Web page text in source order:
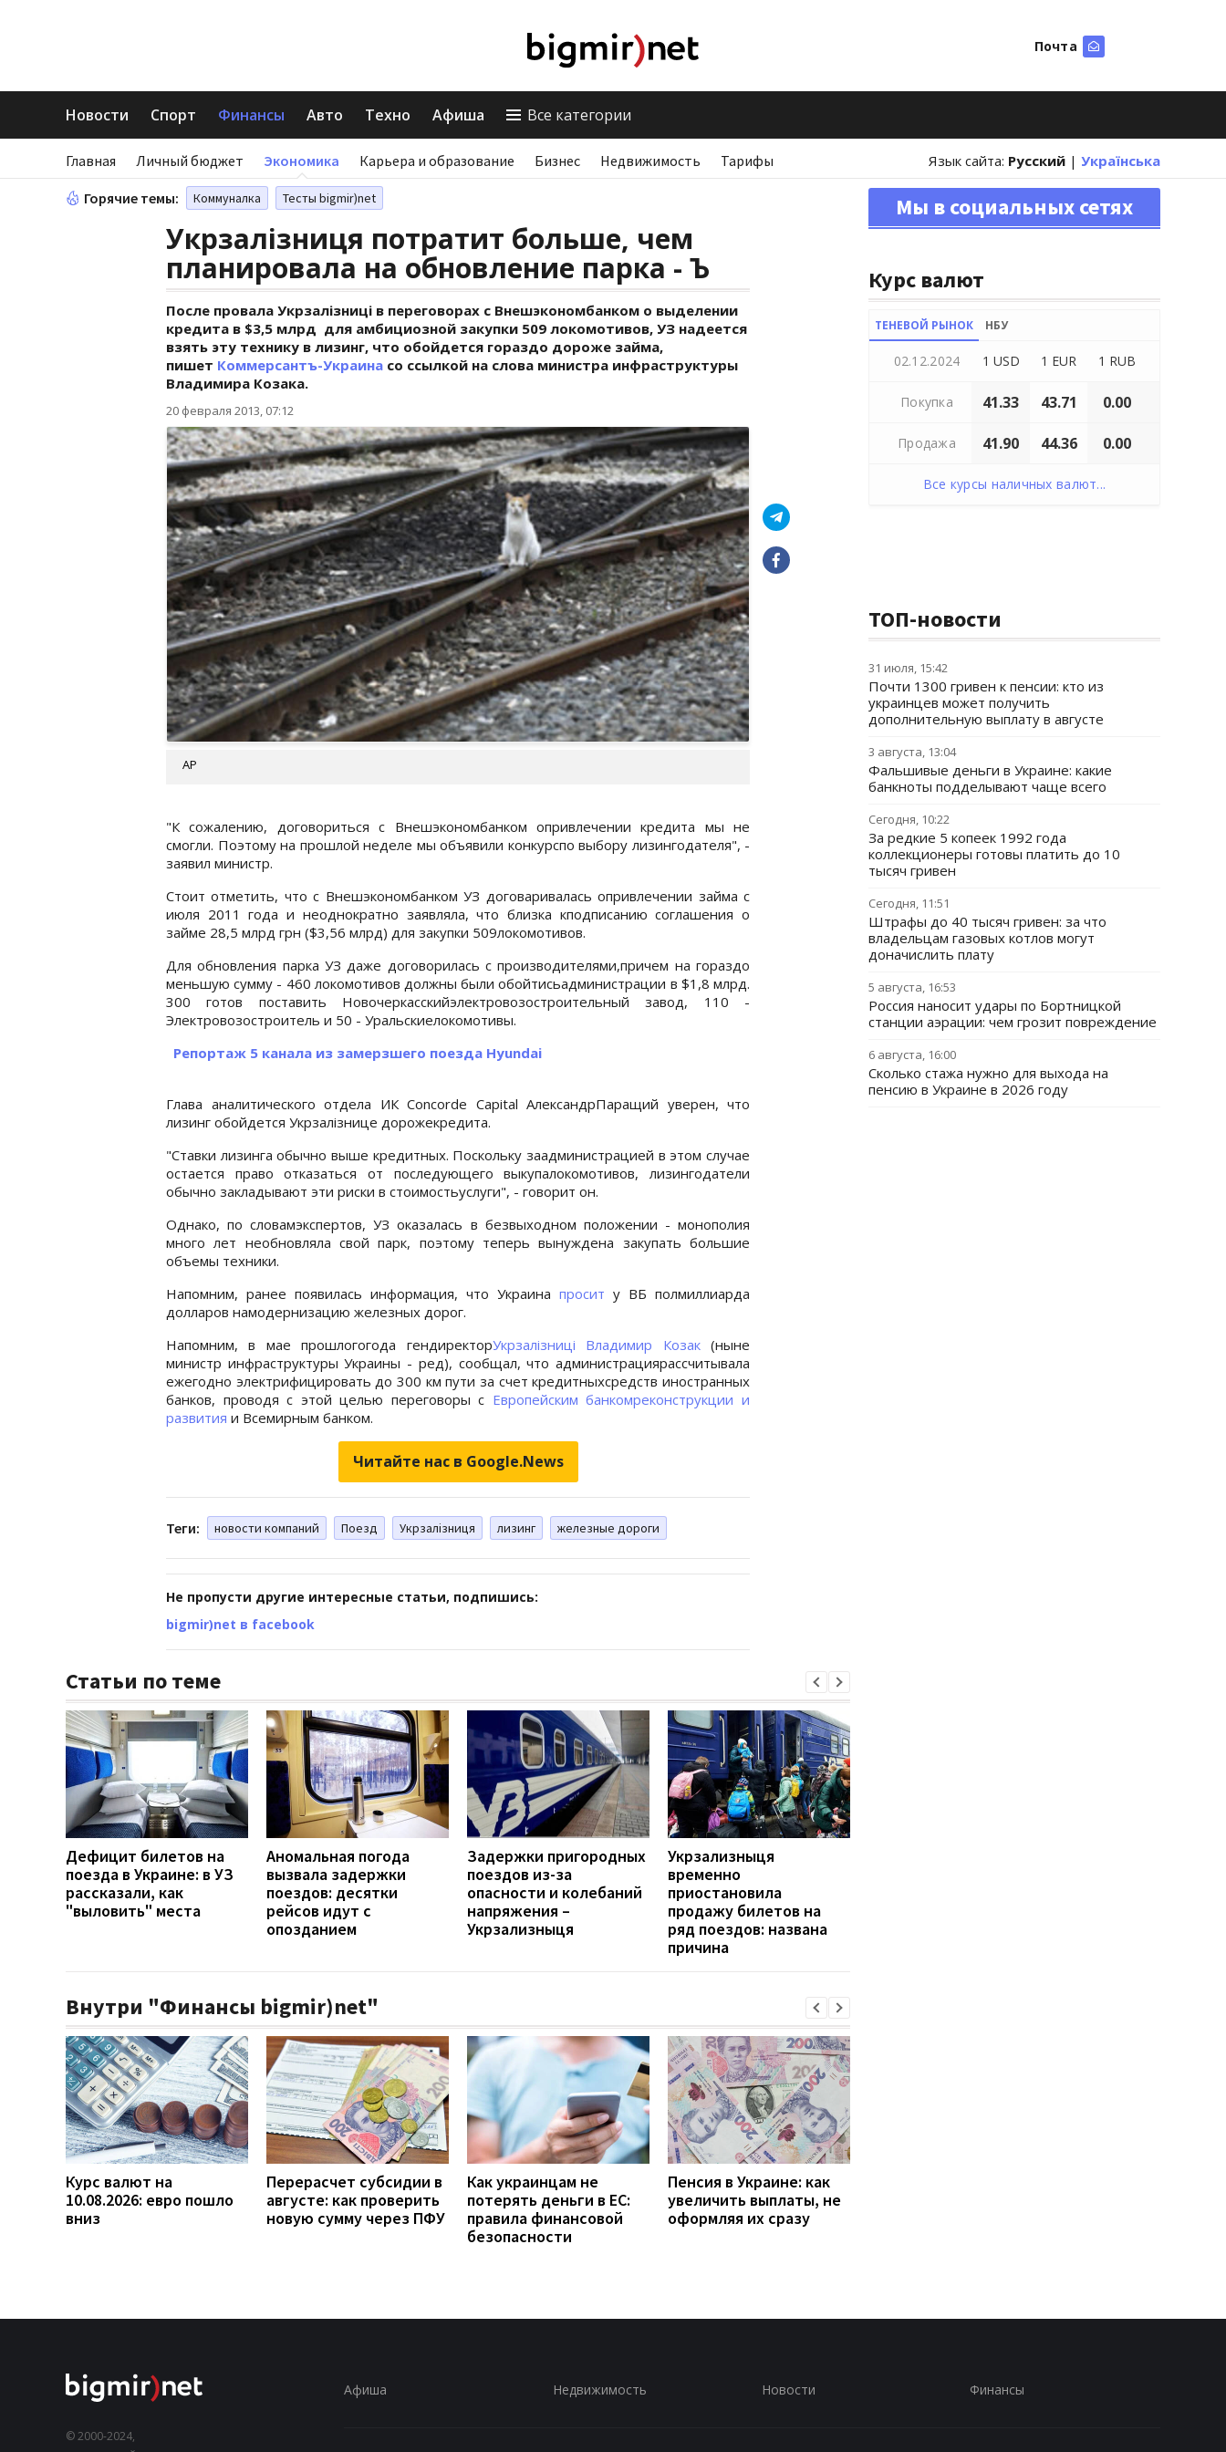
Почта
Новости Спорт Финансы Авто Техно Афиша Все категории
Главная Личный бюджет Экономика Карьера и образование Бизнес Недвижимость Тарифы Язык сайта: Русский | Українська
Горячие темы: Коммуналка Тесты bigmir)net
Укрзалізниця потратит больше, чем
планировала на обновление парка - Ъ
После провала Укрзалізниці в переговорах с Внешэкономбанком о выделении
кредита в $3,5 млрд для амбициозной закупки 509 локомотивов, УЗ надеется
взять эту технику в лизинг, что обойдется гораздо дороже займа,
пишет Коммерсантъ-Украина со ссылкой на слова министра инфраструктуры
Владимира Козака.
20 февраля 2013, 07:12
АР
"К сожалению, договориться с Внешэкономбанком опривлечении кредита мы не
смогли. Поэтому на прошлой неделе мы объявили конкурспо выбору лизингодателя", -
заявил министр.
Стоит отметить, что с Внешэкономбанком УЗ договаривалась опривлечении займа с
июля 2011 года и неоднократно заявляла, что близка кподписанию соглашения о
займе 28,5 млрд грн ($3,56 млрд) для закупки 509локомотивов.
Для обновления парка УЗ даже договорилась с производителями,причем на гораздо
меньшую сумму - 460 локомотивов должны были обойтисьадминистрации в $1,8 млрд.
300 готов поставить Новочеркасскийэлектровозостроительный завод, 110 -
Электровозостроитель и 50 - Уральскиелокомотивы.
Репортаж 5 канала из замерзшего поезда Hyundai
Глава аналитического отдела ИК Concorde Capital АлександрПаращий уверен, что
лизинг обойдется Укрзалізнице дорожекредита.
"Ставки лизинга обычно выше кредитных. Поскольку заадминистрацией в этом случае
остается право отказаться от последующего выкупалокомотивов, лизингодатели
обычно закладывают эти риски в стоимостьуслуги", - говорит он.
Однако, по словамэкспертов, УЗ оказалась в безвыходном положении - монополия
много лет необновляла свой парк, поэтому теперь вынуждена закупать большие
объемы техники.
Напомним, ранее появилась информация, что Украина просит у ВБ полмиллиарда
долларов намодернизацию железных дорог.
Напомним, в мае прошлогогода гендиректорУкрзалізниці Владимир Козак(ныне
министр инфраструктуры Украины - ред), сообщал, что администрациярассчитывала
ежегодно электрифицировать до 300 км пути за счет кредитныхсредств иностранных
банков, проводя с этой целью переговоры с Европейским банкомреконструкции и
развития и Всемирным банком.
Читайте нас в Google.News
Теги: новости компаний Поезд Укрзалізниця лизинг железные дороги
Не пропусти другие интересные статьи, подпишись:
bigmir)net в facebook
Статьи по теме
Дефицит билетов на
поезда в Украине: в УЗ
рассказали, как
"выловить" места
Аномальная погода
вызвала задержки
поездов: десятки
рейсов идут с
опозданием
Задержки пригородных
поездов из-за
опасности и колебаний
напряжения –
Укрзализныця
Укрзализныця
временно
приостановила
продажу билетов на
ряд поездов: названа
причина
Внутри "Финансы bigmir)net"
Курс валют на
10.08.2026: евро пошло
вниз
Перерасчет субсидии в
августе: как проверить
новую сумму через ПФУ
Как украинцам не
потерять деньги в ЕС:
правила финансовой
безопасности
Пенсия в Украине: как
увеличить выплаты, не
оформляя их сразу
Мы в социальных сетях
Курс валют
ТЕНЕВОЙ РЫНОК НБУ
02.12.2024 1 USD 1 EUR 1 RUB
Покупка 41.33 43.71 0.00
Продажа 41.90 44.36 0.00
Все курсы наличных валют...
ТОП-новости
31 июля, 15:42
Почти 1300 гривен к пенсии: кто из
украинцев может получить
дополнительную выплату в августе
3 августа, 13:04
Фальшивые деньги в Украине: какие
банкноты подделывают чаще всего
Сегодня, 10:22
За редкие 5 копеек 1992 года
коллекционеры готовы платить до 10
тысяч гривен
Сегодня, 11:51
Штрафы до 40 тысяч гривен: за что
владельцам газовых котлов могут
доначислить плату
5 августа, 16:53
Россия наносит удары по Бортницкой
станции аэрации: чем грозит повреждение
6 августа, 16:00
Сколько стажа нужно для выхода на
пенсию в Украине в 2026 году
© 2000-2024,
Афиша Недвижимость Новости Финансы